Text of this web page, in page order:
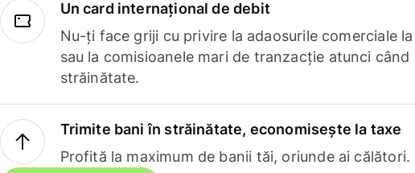
Un card internațional de debit
Nu-ți face griji cu privire la adaosurile comerciale
sau la comisioanele mari de tranzacție atunci când
străinătate.
Trimite bani în străinătate, economisește la taxe
Profită la maximum de banii tăi, oriunde ai călători.